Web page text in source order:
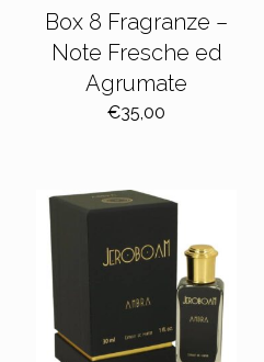
Box 8 Fragranze –
Note Fresche ed
Agrumate
€35,00